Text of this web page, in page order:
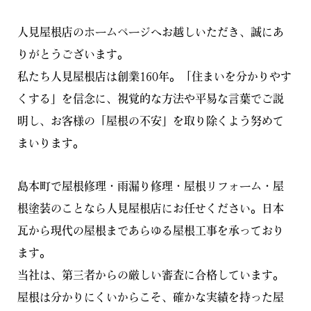
人見屋根店のホームページへお越しいただき、誠にあ
りがとうございます。
私たち人見屋根店は創業160年。「住まいを分かりやす
くする」を信念に、視覚的な方法や平易な言葉でご説
明し、お客様の「屋根の不安」を取り除くよう努めて
まいります。
島本町で屋根修理・雨漏り修理・屋根リフォーム・屋
根塗装のことなら人見屋根店にお任せください。日本
瓦から現代の屋根まであらゆる屋根工事を承っており
ます。
当社は、第三者からの厳しい審査に合格しています。
屋根は分かりにくいからこそ、確かな実績を持った屋